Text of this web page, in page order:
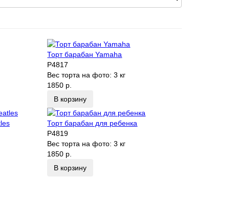
Торт барабан Yamaha
P4817
Вес торта на фото:3 кг
1850 р.
В корзину
Торт барабан для ребенка
P4819
Вес торта на фото:3 кг
1850 р.
В корзину